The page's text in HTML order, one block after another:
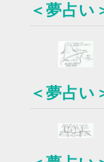
＜夢占い
＜夢占い